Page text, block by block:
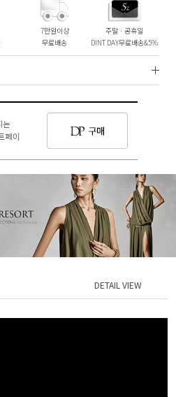
7만원이상
무료배송
주말ㆍ공휴일
DINT DAY무료배송&5%
DETAIL VIEW